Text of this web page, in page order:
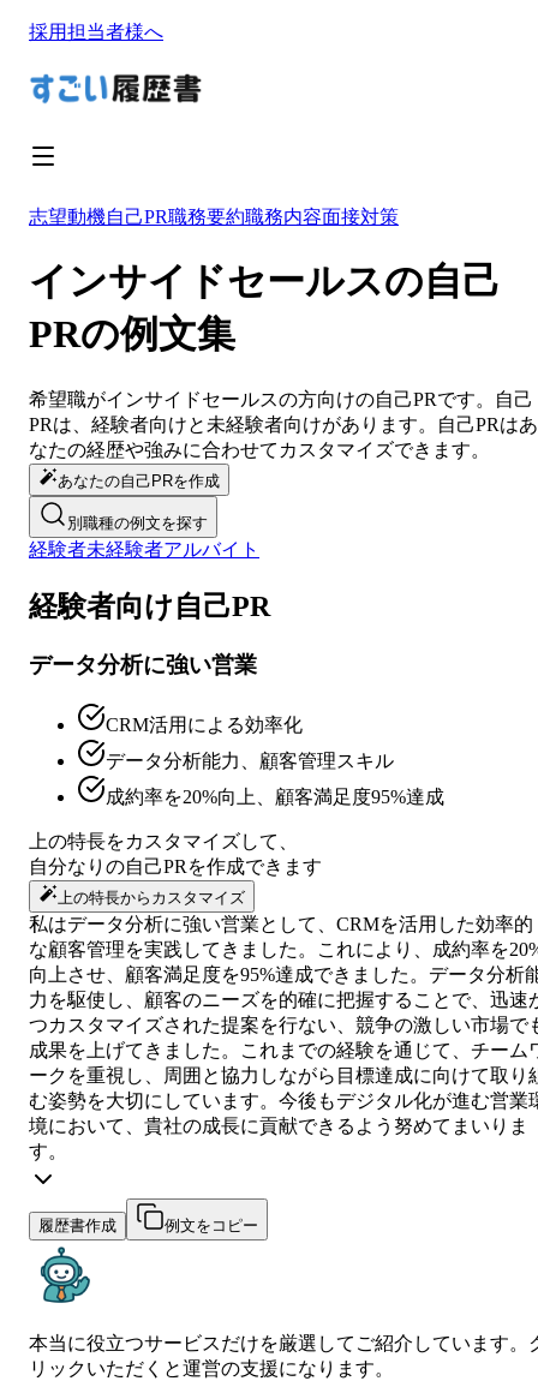
採用担当者様へ
志望動機自己PR職務要約職務内容面接対策
インサイドセールスの自己
PRの例文集
希望職がインサイドセールスの方向けの自己PRです。
自己
PRは、経験者向けと未経験者向けがあります。 自己PRはあ
なたの経歴や強みに合わせてカスタマイズできます。
あなたの自己PRを作成
別職種の例文を探す
経験者未経験者アルバイト
経験者向け自己PR
データ分析に強い営業
CRM活用による効率化
データ分析能力、顧客管理スキル
成約率を20%向上、顧客満足度95%達成
上の特長をカスタマイズして、
自分なりの自己PR を作成できます
上の特長からカスタマイズ
私はデータ分析に強い営業として、CRMを活用した効率的
な顧客管理を実践してきました。これにより、成約率を
向上させ、顧客満足度を95%達成できました。データ分析
力を駆使し、顧客のニーズを的確に把握することで、迅速
つカスタマイズされた提案を行ない、競争の激しい市場で
成果を上げてきました。これまでの経験を通じて、チーム
ークを重視し、周囲と協力しながら目標達成に向けて取り
む姿勢を大切にしています。今後もデジタル化が進む営業
境において、貴社の成長に貢献できるよう努めてまいりま
す。
履歴書作成 例文をコピー
本当に役立つサービスだけを厳選してご紹介しています。
リックいただくと運営の支援になります。